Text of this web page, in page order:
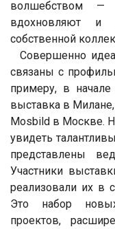
волшебством
вдохновляют и
собственной
Совершенно
связаны с
примеру, в начале
выставка в
Mosbild в Москве.
увидеть
представлены
Участники
реализовали их в
Это набор
проектов,